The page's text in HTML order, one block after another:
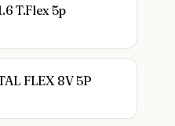
T.Flex 5p
FLEX 8V 5P